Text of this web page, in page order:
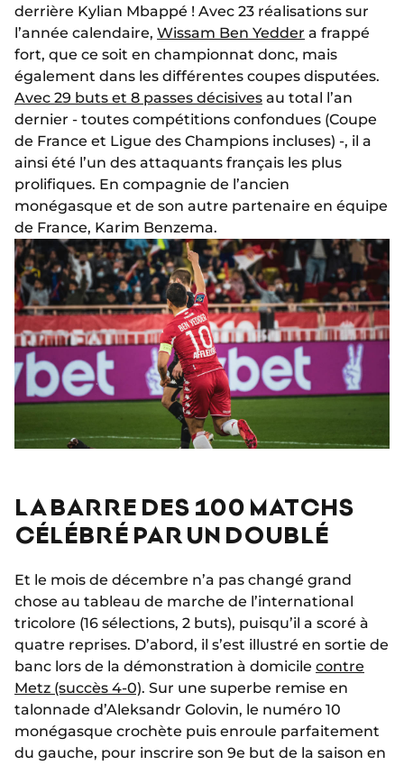
derrière Kylian Mbappé ! Avec 23 réalisations sur
l’année calendaire, Wissam Ben Yedder a frappé
fort, que ce soit en championnat donc, mais
également dans les différentes coupes disputées.
Avec 29 buts et 8 passes décisives au total l’an
dernier - toutes compétitions confondues (Coupe
de France et Ligue des Champions incluses) -, il a
ainsi été l’un des attaquants français les plus
prolifiques. En compagnie de l’ancien
monégasque et de son autre partenaire en équipe
de France, Karim Benzema.
LA BARRE DES 100 MATCHS
CÉLÉBRÉ PAR UN DOUBLÉ
Et le mois de décembre n’a pas changé grand
chose au tableau de marche de l’international
tricolore (16 sélections, 2 buts), puisqu’il a scoré à
quatre reprises. D’abord, il s’est illustré en sortie de
banc lors de la démonstration à domicile contre
Metz (succès 4-0). Sur une superbe remise en
talonnade d’Aleksandr Golovin, le numéro 10
monégasque crochète puis enroule parfaitement
du gauche, pour inscrire son 9e but de la saison en